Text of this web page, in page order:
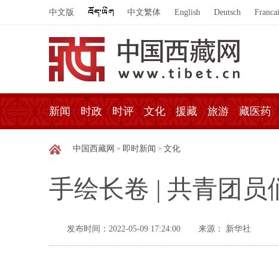
中文版 中文繁体 English Deutsch
新闻 时政 时评 文化 援藏 旅游 藏医药
中国西藏网 > 即时新闻 > 文化
手绘长卷 | 共青团
发布时间：2022-05-09 17:24:00 来源： 新华社